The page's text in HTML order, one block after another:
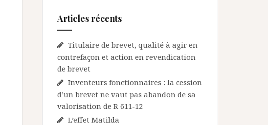
Articles récents
Titulaire de brevet, qualité à agir en
contrefaçon et action en revendication
de brevet
Inventeurs fonctionnaires : la cession
d’un brevet ne vaut pas abandon de sa
valorisation de R 611-12
L’effet Matilda